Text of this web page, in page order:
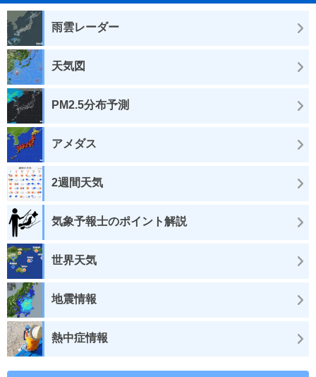
雨雲レーダー
天気図
PM2.5分布予測
アメダス
2週間天気
気象予報士のポイント解説
世界天気
地震情報
熱中症情報